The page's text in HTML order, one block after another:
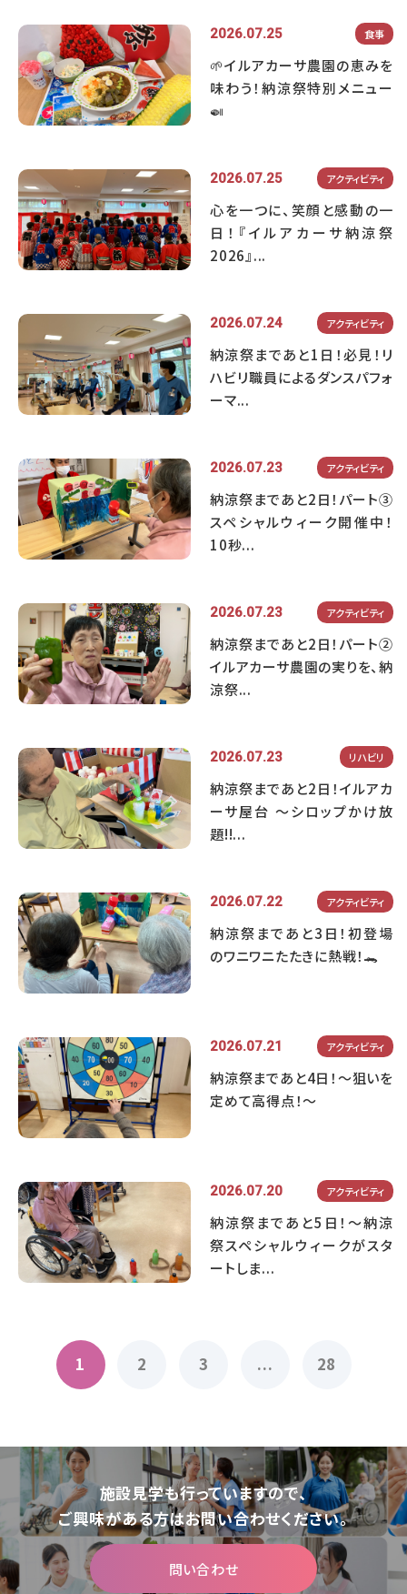
2026.07.25 食事
🌱イルアカーサ農園の恵みを
味わう！納涼祭特別メニュー
🍛
2026.07.25 アクティビティ
心を一つに、笑顔と感動の一
日！『イルアカーサ納涼祭
2026』...
2026.07.24 アクティビティ
納涼祭まであと1日！必見！リ
ハビリ職員によるダンスパフォ
ーマ...
2026.07.23 アクティビティ
納涼祭まであと2日！パート③
スペシャルウィーク開催中！
10秒...
2026.07.23 アクティビティ
納涼祭まであと2日！パート②
イルアカーサ農園の実りを、納
涼祭...
2026.07.23 リハビリ
納涼祭まであと2日！イルアカ
ーサ屋台 ～シロップかけ放
題!!...
2026.07.22 アクティビティ
納涼祭まであと3日！初登場
のワニワニたたきに熱戦！🐊
2026.07.21 アクティビティ
納涼祭まであと4日！～狙いを
定めて高得点！～
2026.07.20 アクティビティ
納涼祭まであと5日！～納涼
祭スペシャルウィークがスタ
ートしま...
1 2 3 ... 28
施設⾒学も⾏っていますので、
ご興味がある⽅はお問い合わせください。
問い合わせ